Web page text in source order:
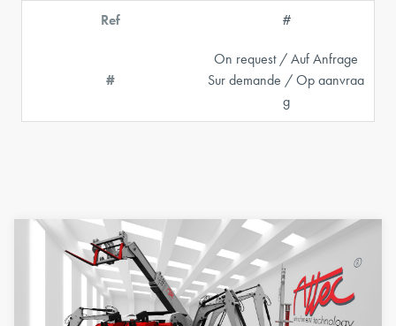
Ref #
#
On request / Auf Anfrage
Sur demande / Op aanvraa
g